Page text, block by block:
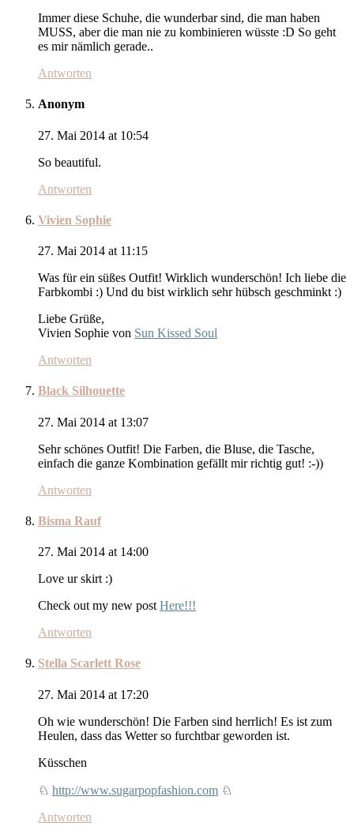
Immer diese Schuhe, die wunderbar sind, die man haben
MUSS, aber die man nie zu kombinieren wüsste :D So geht
es mir nämlich gerade..
Antworten
Anonym
27. Mai 2014 at 10:54
So beautiful.
Antworten
Vivien Sophie
27. Mai 2014 at 11:15
Was für ein süßes Outfit! Wirklich wunderschön! Ich liebe die
Farbkombi :) Und du bist wirklich sehr hübsch geschminkt :)
Liebe Grüße,
Vivien Sophie von Sun Kissed Soul
Antworten
Black Silhouette
27. Mai 2014 at 13:07
Sehr schönes Outfit! Die Farben, die Bluse, die Tasche,
einfach die ganze Kombination gefällt mir richtig gut! :-))
Antworten
Bisma Rauf
27. Mai 2014 at 14:00
Love ur skirt :)
Check out my new post Here!!!
Antworten
Stella Scarlett Rose
27. Mai 2014 at 17:20
Oh wie wunderschön! Die Farben sind herrlich! Es ist zum
Heulen, dass das Wetter so furchtbar geworden ist.
Küsschen
♘ http://www.sugarpopfashion.com ♘
Antworten